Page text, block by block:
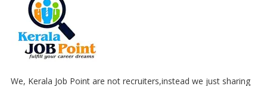
We, Kerala Job Point are not recruiters,instead we just sharing